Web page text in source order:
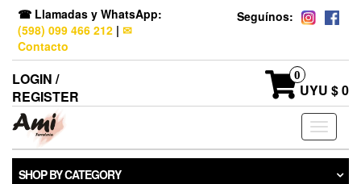
☎ Llamadas y WhatsApp:
(598) 099 466 212 | ✉
Contacto
Seguínos:
LOGIN /
REGISTER
0
UYU $ 0
Toggle
SHOP BY CATEGORY